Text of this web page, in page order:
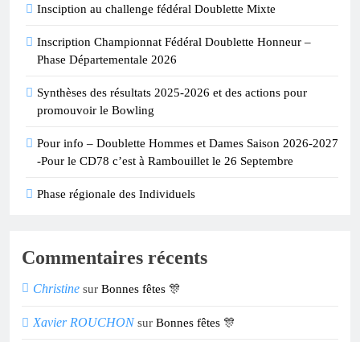
Insciption au challenge fédéral Doublette Mixte
Inscription Championnat Fédéral Doublette Honneur –
Phase Départementale 2026
Synthèses des résultats 2025-2026 et des actions pour
promouvoir le Bowling
Pour info – Doublette Hommes et Dames Saison 2026-2027
-Pour le CD78 c’est à Rambouillet le 26 Septembre
Phase régionale des Individuels
Commentaires récents
Christine sur Bonnes fêtes 🎊
Xavier ROUCHONsur Bonnes fêtes 🎊